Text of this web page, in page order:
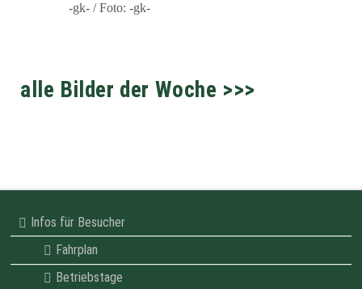
-gk- / Foto: -gk-
alle Bilder der Woche >>>
Infos für Besucher
Fahrplan
Betriebstage